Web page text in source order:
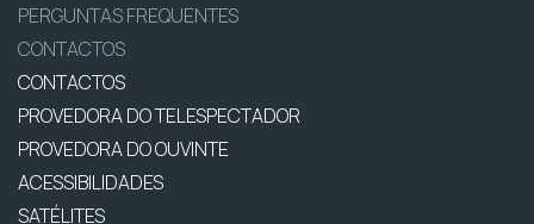
PERGUNTAS FREQUENTES
CONTACTOS
CONTACTOS
PROVEDORA DO TELESPECTADOR
PROVEDORA DO OUVINTE
ACESSIBILIDADES
SATÉLITES